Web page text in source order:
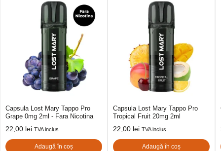
Capsula Lost Mary Tappo Pro
Grape 0mg 2ml - Fara Nicotina
22,00 lei TVA inclus
Adaugă în coș
Capsula Lost Mary Tappo Pro
Tropical Fruit 20mg 2ml
22,00 lei TVA inclus
Adaugă în coș